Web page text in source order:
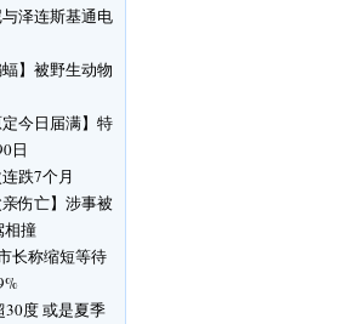
泽连斯基通电
】被野生动物
今日届满】特
日
跌7个月
伤亡】涉事被
相撞
长称缩短等待
30度 或是夏季